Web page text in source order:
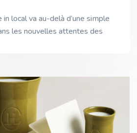
local va au-delà d’une simple
les nouvelles attentes des